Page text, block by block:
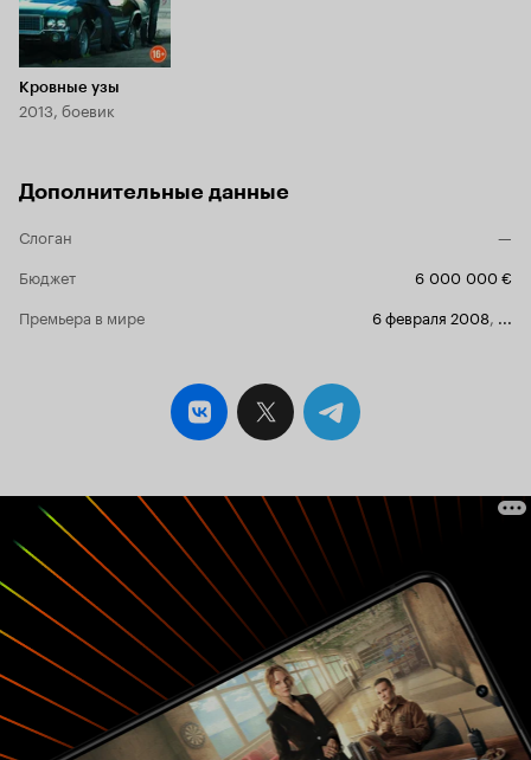
режиссера, и в качестве сценариста. 'Не
говори никому' получился потрясающим,
поэтому выбирая для просмотра 'Кровные узы'
я рассчитывала минимум на то, что не буду
считать время потерянным. Так и получилось.
ранимый, сильный и положительный в 'Не
неприглядного персонажа. Кане же поступил
смотрелись в шкурах своих персонажей весьма
оформление, стилизовка под старое кино и
Кровные узы
2013, боевик
Дополнительные данные
Слоган
—
Бюджет
6 000 000 €
Премьера в мире
6 февраля 2008